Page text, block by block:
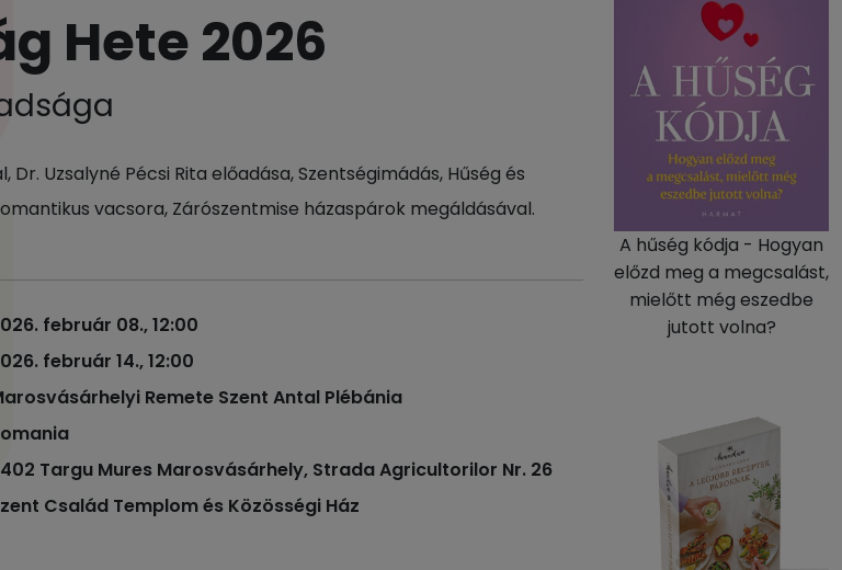
Hete 2026
Dr. Uzsalyné Pécsi Rita előadása, Szentségimádás, Hűség és
vacsora, Zárószentmise házaspárok megáldásával.
február 08., 12:00
február 14., 12:00
Remete Szent Antal Plébánia
Targu Mures Marosvásárhely, Strada Agricultorilor Nr. 26
Család Templom és Közösségi Ház
A hűség kódja - Hogyan
előzd meg a megcsalást,
mielőtt még eszedbe
jutott volna?